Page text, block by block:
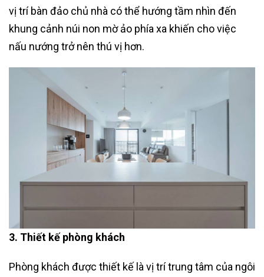
vị trí bàn đảo chủ nhà có thể hướng tầm nhìn đến
khung cảnh núi non mờ ảo phía xa khiến cho việc
nấu nướng trở nên thú vị hơn.
3. Thiết kế phòng khách
Phòng khách được thiết kế là vị trí trung tâm của ngôi